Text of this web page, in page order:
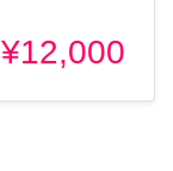
¥12,000